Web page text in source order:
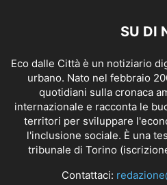
SU DI
Eco dalle Città è un notiziario
urbano. Nato nel febbraio
quotidiani sulla cronaca
internazionale e racconta le
territori per sviluppare
l'inclusione sociale. È una
tribunale di Torino
Contattaci: